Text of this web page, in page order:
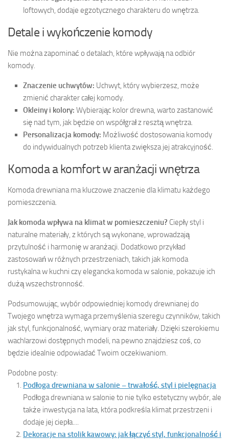
loftowych, dodaje egzotycznego charakteru do wnętrza.
Detale i wykończenie komody
Nie można zapominać o detalach, które wpływają na odbiór
komody.
Znaczenie uchwytów: Uchwyt, który wybierzesz, może
zmienić charakter całej komody.
Okleiny i kolory: Wybierając kolor drewna, warto zastanowić
się nad tym, jak będzie on współgrał z resztą wnętrza.
Personalizacja komody: Możliwość dostosowania komody
do indywidualnych potrzeb klienta zwiększa jej atrakcyjność.
Komoda a komfort w aranżacji wnętrza
Komoda drewniana ma kluczowe znaczenie dla klimatu każdego
pomieszczenia.
Jak komoda wpływa na klimat w pomieszczeniu? Ciepły styl i
naturalne materiały, z których są wykonane, wprowadzają
przytulność i harmonię w aranżacji. Dodatkowo przykład
zastosowań w różnych przestrzeniach, takich jak komoda
rustykalna w kuchni czy elegancka komoda w salonie, pokazuje ich
dużą wszechstronność.
Podsumowując, wybór odpowiedniej komody drewnianej do
Twojego wnętrza wymaga przemyślenia szeregu czynników, takich
jak styl, funkcjonalność, wymiary oraz materiały. Dzięki szerokiemu
wachlarzowi dostępnych modeli, na pewno znajdziesz coś, co
będzie idealnie odpowiadać Twoim oczekiwaniom.
Podobne posty:
Podłoga drewniana w salonie – trwałość, styl i pielęgnacja
Podłoga drewniana w salonie to nie tylko estetyczny wybór, ale
także inwestycja na lata, która podkreśla klimat przestrzeni i
dodaje jej ciepła....
Dekoracje na stolik kawowy: jak łączyć styl, funkcjonalność i